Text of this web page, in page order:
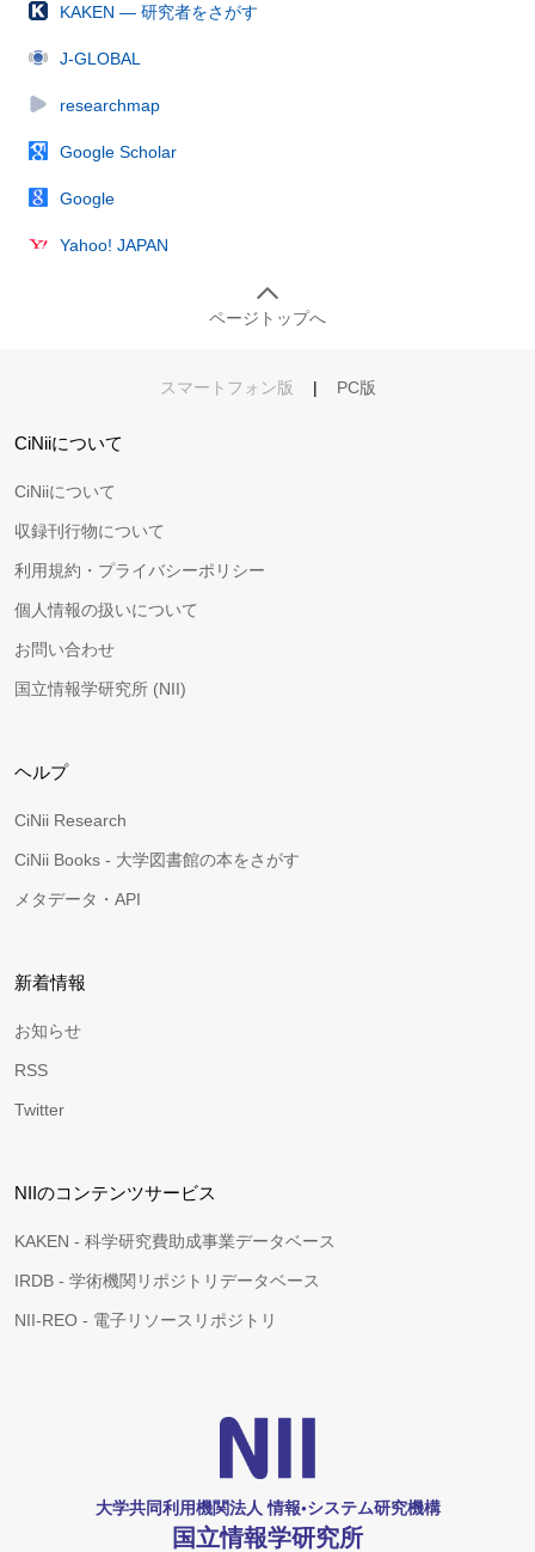
KAKEN — 研究者をさがす
J-GLOBAL
researchmap
Google Scholar
Google
Yahoo! JAPAN
ページトップへ
スマートフォン版 | PC版
CiNiiについて
CiNiiについて
収録刊行物について
利用規約・プライバシーポリシー
個人情報の扱いについて
お問い合わせ
国立情報学研究所 (NII)
ヘルプ
CiNii Research
CiNii Books - 大学図書館の本をさがす
メタデータ・API
新着情報
お知らせ
RSS
Twitter
NIIのコンテンツサービス
KAKEN - 科学研究費助成事業データベース
IRDB - 学術機関リポジトリデータベース
NII-REO - 電子リソースリポジトリ
大学共同利用機関法人 情報•システム研究機構
国立情報学研究所